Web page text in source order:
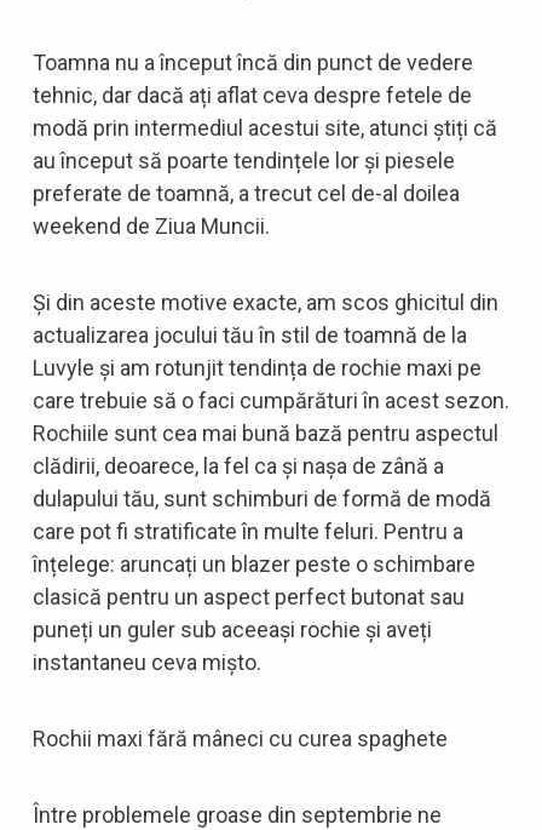
Toamna nu a început încă din punct de vedere
tehnic, dar dacă ați aflat ceva despre fetele de
modă prin intermediul acestui site, atunci știți că
au început să poarte tendințele lor și piesele
preferate de toamnă, a trecut cel de-al doilea
weekend de Ziua Muncii.
Și din aceste motive exacte, am scos ghicitul din
actualizarea jocului tău în stil de toamnă de la
Luvyle și am rotunjit tendința de rochie maxi pe
care trebuie să o faci cumpărături în acest sezon.
Rochiile sunt cea mai bună bază pentru aspectul
clădirii, deoarece, la fel ca și nașa de zână a
dulapului tău, sunt schimburi de formă de modă
care pot fi stratificate în multe feluri. Pentru a
înțelege: aruncați un blazer peste o schimbare
clasică pentru un aspect perfect butonat sau
puneți un guler sub aceeași rochie și aveți
instantaneu ceva mișto.
Rochii maxi fără mâneci cu curea spaghete
Între problemele groase din septembrie ne